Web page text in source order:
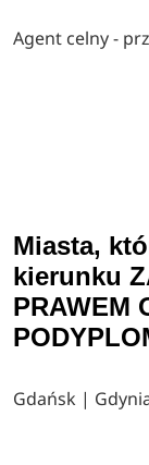
Miasta,
kierunku
PRAWEM
Gdańsk |